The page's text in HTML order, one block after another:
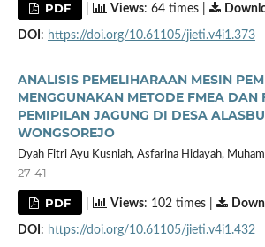
PDF Views: 64 times |
DOI : https://doi.org/10.61105/jieti.v4i1.373
ANALISIS PEMELIHARAAN MESIN
MENGGUNAKAN METODE FMEA DAN
PEMIPILAN JAGUNG DI DESA
WONGSOREJO
Dyah Fitri Ayu Kusniah, Asfarina Hidayah,
27-41
PDF Views: 102 times |
DOI : https://doi.org/10.61105/jieti.v4i1.432